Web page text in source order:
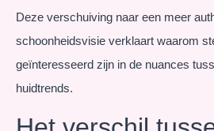
Deze verschuiving naar een meer
schoonheidsvisie verklaart waarom
geïnteresseerd zijn in de nuances
huidtrends.